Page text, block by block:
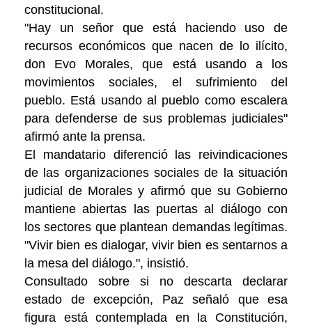
constitucional.
"Hay un señor que está haciendo uso de
recursos económicos que nacen de lo ilícito,
don Evo Morales, que está usando a los
movimientos sociales, el sufrimiento del
pueblo. Está usando al pueblo como escalera
para defenderse de sus problemas judiciales"
afirmó ante la prensa.
El mandatario diferenció las reivindicaciones
de las organizaciones sociales de la situación
judicial de Morales y afirmó que su Gobierno
mantiene abiertas las puertas al diálogo con
los sectores que plantean demandas legítimas.
"Vivir bien es dialogar, vivir bien es sentarnos a
la mesa del diálogo.", insistió.
Consultado sobre si no descarta declarar
estado de excepción, Paz señaló que esa
figura está contemplada en la Constitución,